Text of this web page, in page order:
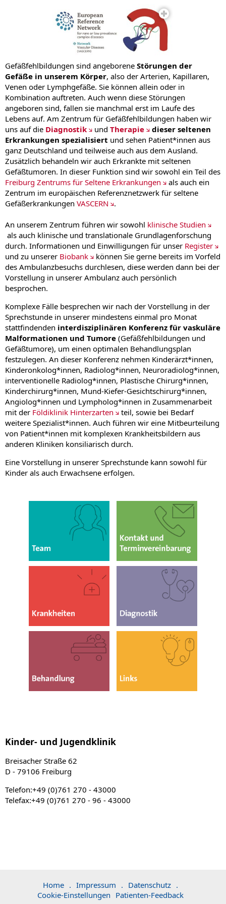
Pädiatrische Genetik
Pädiatrische Psychologie und Psychosomatik
Palliative Care
Pneumologie und Schlafmedizin
Rheumatologie
Sozialpädiatrisches Zentrum (SPZ)
Stoffwechselzentrum
Vergiftungs-Informations-Zentrale
Gefäßfehlbildungen sind angeborene Störungen der
Gefäße in unserem Körper, also der Arterien, Kapillaren,
Venen oder Lymphgefäße. Sie können allein oder in
Kombination auftreten. Auch wenn diese Störungen
angeboren sind, fallen sie manchmal erst im Laufe des
Lebens auf. Am Zentrum für Gefäßfehlbildungen haben wir
uns auf die Diagnostik und Therapie
dieser seltenen
Erkrankungen spezialisiert und sehen Patient*innen aus
ganz Deutschland und teilweise auch aus dem Ausland.
Zusätzlich behandeln wir auch Erkrankte mit seltenen
Gefäßtumoren. In dieser Funktion sind wir sowohl ein Teil des
Freiburg Zentrums für Seltene Erkrankungen
als auch ein
Zentrum im europäischen Referenznetzwerk für seltene
Gefäßerkrankungen VASCERN .
An unserem Zentrum führen wir sowohl klinische Studien
als auch klinische und translationale Grundlagenforschung
durch. Informationen und Einwilligungen für unser Register
und zu unserer Biobank
können Sie gerne bereits im Vorfeld
des Ambulanzbesuchs durchlesen, diese werden dann bei der
Vorstellung in unserer Ambulanz auch persönlich
besprochen.
Komplexe Fälle besprechen wir nach der Vorstellung in der
Sprechstunde in unserer mindestens einmal pro Monat
stattfindenden interdisziplinären Konferenz für vaskuläre
Malformationen und Tumore (Gefäßfehlbildungen und
Gefäßtumore), um einen optimalen Behandlungsplan
festzulegen. An dieser Konferenz nehmen Kinderärzt*innen,
Kinderonkolog*innen, Radiolog*innen, Neuroradiolog*innen,
interventionelle Radiolog*innen, Plastische Chirurg*innen,
Kinderchirurg*innen, Mund-Kiefer-Gesichtschirurg*innen,
Angiolog*innen und Lympholog*innen in Zusammenarbeit
mit der Földiklinik Hinterzarten
teil, sowie bei Bedarf
weitere Spezialist*innen. Auch führen wir eine Mitbeurteilung
von Patient*innen mit komplexen Krankheitsbildern aus
anderen Kliniken konsiliarisch durch.
Eine Vorstellung in unserer Sprechstunde kann sowohl für
Kinder als auch Erwachsene erfolgen.
Kinder- und Jugendklinik
Breisacher Straße 62
D - 79106 Freiburg
Telefon:+49 (0)761 270 - 43000
Telefax:+49 (0)761 270 - 96 - 43000
Home . Impressum . Datenschutz .
Cookie-Einstellungen Patienten-Feedback